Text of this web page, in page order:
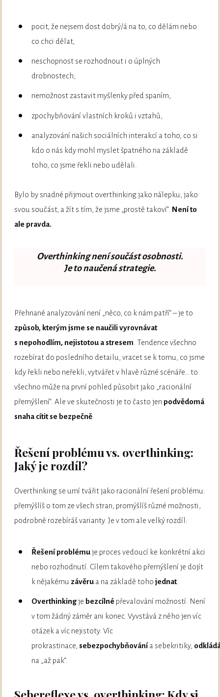
pocit, že nejsem dost dobrý/á na to, co dělám nebo
co chci dělat,
neschopnost se rozhodnout i o úplných
drobnostech,
nemožnost zastavit myšlenky před spaním,
zpochybňování vlastních kroků i vztahů,
analyzování našich sociálních interakcí a toho, co si
kdo o nás kdy mohl myslet špatného na základě
toho, co jsme řekli nebo udělali.
Bylo by snadné přijmout overthinking jako nálepku, jako
svou součást, a žít s tím, že jsme „prostě takoví“. Není to
ale pravda.
Overthinking není součást osobnosti.
Je to naučená strategie.
Přehnané analyzování není „něco, co k nám patří“ – je to
způsob, kterým jsme se naučili vyrovnávat
s nepohodlím, nejistotou a stresem. Tendence všechno
rozebírat do posledního detailu, vracet se k tomu, co jsme
kdy řekli nebo neřekli, vytvářet v hlavě různé scénáře… to
všechno může na první pohled působit jako „racionální
přemýšlení“. Ale ve skutečnosti je to často jen podvědomá
snaha cítit se bezpečně.
Řešení problému vs. overthinking:
Jaký je rozdíl?
Overthinking se umí tvářit jako racionální řešení problému:
přemýšlíš o tom ze všech stran, promýšlíš různé možnosti,
podrobně rozebíráš varianty. Je v tom ale velký rozdíl:
Řešení problémuje proces vedoucí ke konkrétní akci
nebo rozhodnutí. Cílem takového přemýšlení je dojít
k nějakému závěru a na základě tohojednat.
Overthinkingje bezcílné převalování možností. Není
v tom žádný záměr ani konec. Vyvstává z něho jen víc
otázek a víc nejistoty. Víc
prokrastinace, sebezpochybňovánía sebekritiky,
na „až pak“.